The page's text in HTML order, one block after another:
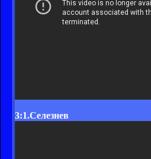
3:1.Селезнев